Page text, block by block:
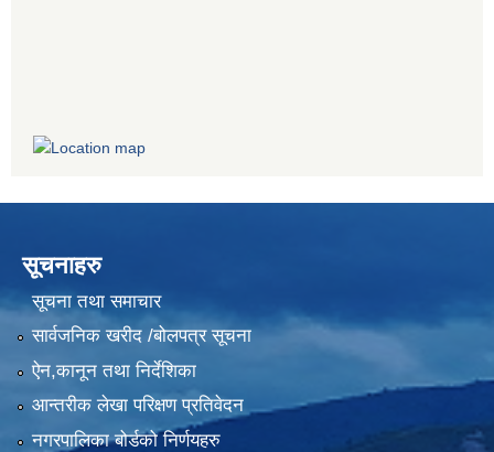
सूचनाहरु
सूचना तथा समाचार
सार्वजनिक खरीद /बोलपत्र सूचना
ऐन,कानून तथा निर्देशिका
आन्तरीक लेखा परिक्षण प्रतिवेदन
नगरपालिका बोर्डको निर्णयहरु